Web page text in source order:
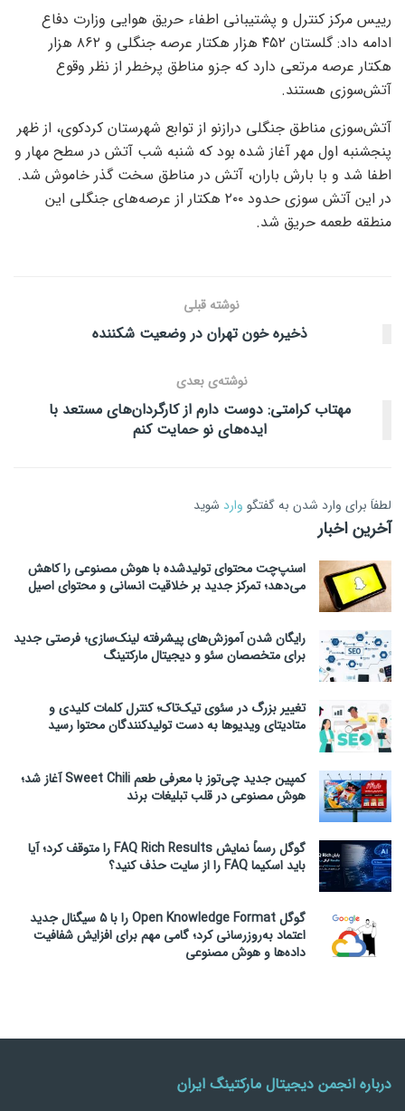
رییس مرکز کنترل و پشتیبانی اطفاء حریق هوایی وزارت دفاع
ادامه داد: گلستان ۴۵۲ هزار هکتار عرصه جنگلی و ۸۶۲ هزار
هکتار عرصه مرتعی دارد که جزو مناطق پرخطر از نظر وقوع
آتش‌سوزی هستند.
آتش‌سوزی مناطق جنگلی درازنو از توابع شهرستان کردکوی، از ظهر
پنجشنبه اول مهر آغاز شده بود که شنبه شب آتش در سطح مهار و
اطفا شد و با بارش باران، آتش در مناطق سخت گذر خاموش شد.
در این آتش سوزی حدود ۲۰۰ هکتار از عرصه‌های جنگلی این
منطقه طعمه حریق شد.
نوشته قبلی
ذخیره خون تهران در وضعیت شکننده
نوشته‌ی بعدی
مهتاب کرامتی: دوست دارم از کارگردان‌های مستعد با
ایده‌های نو حمایت کنم
لطفاَ برای وارد شدن به گفتگو وارد شوید
آخرین اخبار
اسنپ‌چت محتوای تولیدشده با هوش مصنوعی را کاهش
می‌دهد؛ تمرکز جدید بر خلاقیت انسانی و محتوای اصیل
رایگان شدن آموزش‌های پیشرفته لینک‌سازی؛ فرصتی جدید
برای متخصصان سئو و دیجیتال مارکتینگ
تغییر بزرگ در سئوی تیک‌تاک؛ کنترل کلمات کلیدی و
متادیتای ویدیوها به دست تولیدکنندگان محتوا رسید
کمپین جدید چی‌توز با معرفی طعم Sweet Chili آغاز شد؛
هوش مصنوعی در قلب تبلیغات برند
گوگل رسماً نمایش FAQ Rich Results را متوقف کرد؛ آیا
باید اسکیما FAQ را از سایت حذف کنید؟
گوگل Open Knowledge Format را با ۵ سیگنال جدید
اعتماد به‌روزرسانی کرد؛ گامی مهم برای افزایش شفافیت
داده‌ها و هوش مصنوعی
درباره انجمن دیجیتال مارکتینگ ایران